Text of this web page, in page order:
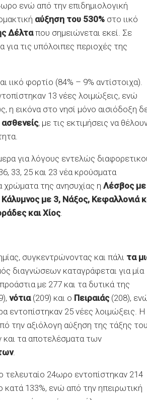
ενώ από την επιδημιολογική
αύξηση του 530% στο ιικό
Δέλταπου σημειώνεται εκεί. Σε
για τις υπόλοιπες περιοχές της
ιικό φορτίο (84% – 9% αντίστοιχα).
13 νέες λοιμώξεις, ενώ
η εικόνα στο νησί μόνο αισιόδοξη
, με τις εκτιμήσεις να
για λόγους εντελώς
33, 25 και 23 νέα κρούσματα
χρώματα της ανησυχίας η Λέσβος με
με 3, Νάξος, Κεφαλλονιά
και Χίος.
συγκεντρώνοντας και πάλι τα
διαγνώσεων καταγράφεται για μία
με 277 και τα δυτικά της
νότια(209) και ο Πειραιάς(208),
εντοπίστηκαν 25 νέες λοιμώξεις. Η
την αξιόλογη αύξηση της τάξης του
τα αποτελέσματα των
.
τελευταίο 24ωρο εντοπίστηκαν 214
κατά 133%, ενώ από την ηπειρωτική